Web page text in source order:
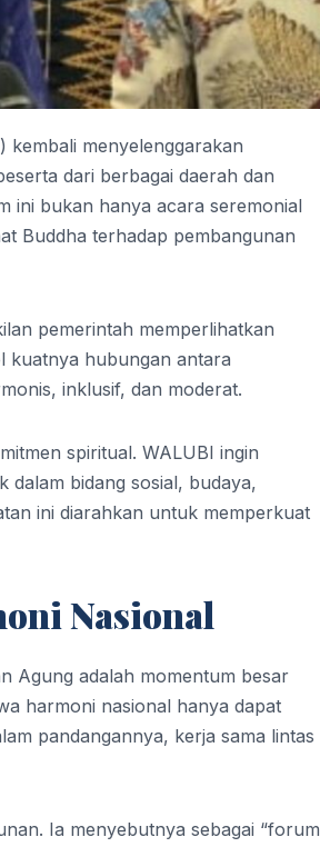
kembali menyelenggarakan
dari berbagai daerah dan
ini bukan hanya acara seremonial
Buddha terhadap pembangunan
pemerintah memperlihatkan
kuatnya hubungan antara
inklusif, dan moderat.
spiritual. WALUBI ingin
dalam bidang sosial, budaya,
ini diarahkan untuk memperkuat
Nasional
Agung adalah momentum besar
harmoni nasional hanya dapat
pandangannya, kerja sama lintas
Ia menyebutnya sebagai “forum